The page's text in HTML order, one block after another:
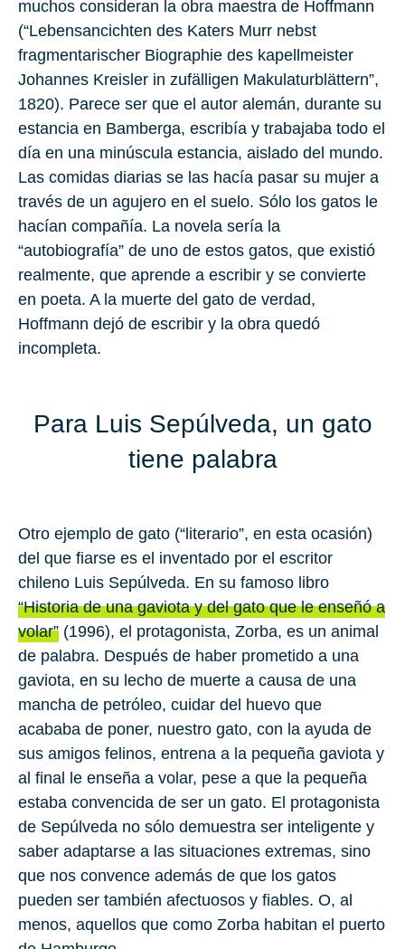
muchos consideran la obra maestra de Hoffmann
(“Lebensancichten des Katers Murr nebst
fragmentarischer Biographie des kapellmeister
Johannes Kreisler in zufälligen Makulaturblättern”,
1820). Parece ser que el autor alemán, durante su
estancia en Bamberga, escribía y trabajaba todo el
día en una minúscula estancia, aislado del mundo.
Las comidas diarias se las hacía pasar su mujer a
través de un agujero en el suelo. Sólo los gatos le
hacían compañía. La novela sería la
“autobiografía” de uno de estos gatos, que existió
realmente, que aprende a escribir y se convierte
en poeta. A la muerte del gato de verdad,
Hoffmann dejó de escribir y la obra quedó
incompleta.
Para Luis Sepúlveda, un gato
tiene palabra
Otro ejemplo de gato (“literario”, en esta ocasión)
del que fiarse es el inventado por el escritor
chileno Luis Sepúlveda. En su famoso libro
“Historia de una gaviota y del gato que le enseñó a
volar” (1996), el protagonista, Zorba, es un animal
de palabra. Después de haber prometido a una
gaviota, en su lecho de muerte a causa de una
mancha de petróleo, cuidar del huevo que
acababa de poner, nuestro gato, con la ayuda de
sus amigos felinos, entrena a la pequeña gaviota y
al final le enseña a volar, pese a que la pequeña
estaba convencida de ser un gato. El protagonista
de Sepúlveda no sólo demuestra ser inteligente y
saber adaptarse a las situaciones extremas, sino
que nos convence además de que los gatos
pueden ser también afectuosos y fiables. O, al
menos, aquellos que como Zorba habitan el puerto